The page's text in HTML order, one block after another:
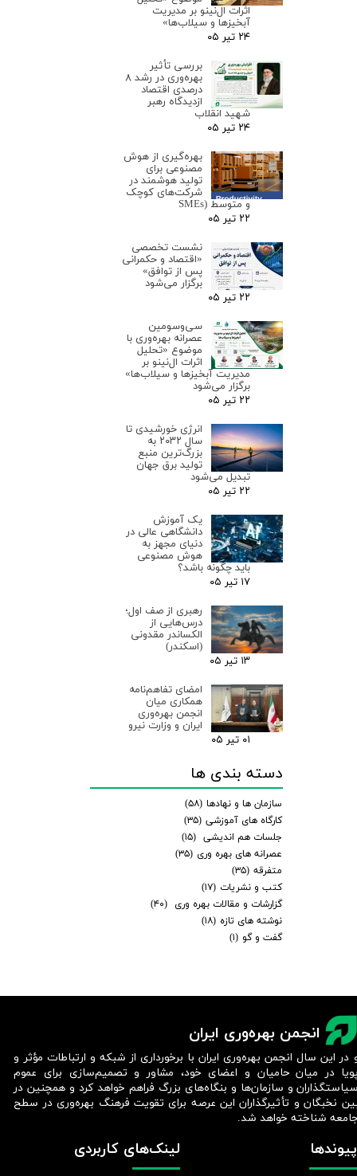
اثرات ال‌نینو بر مدیریت
آبخیزها و سیلاب‌ها»
۲۴ تیر ۰۵
بررسی تأثیر
بهره‌وری در رشد ۸
درصدی اقتصاد
ازدیدگاه رهبر
شهید انقلاب
۲۴ تیر ۰۵
بهره‌گیری از هوش
مصنوعی برای
تولید هوشمند در
شرکت‌های کوچک
و متوسط (SMEs
۲۲ تیر ۰۵
نشست تخصصی
«اقتصاد و حکمرانی
پس از توافق»
برگزار می‌شود
۲۲ تیر ۰۵
سی‌وسومین
عصرانه بهره‌وری با
موضوع «تحلیل
اثرات ال‌نینو بر
مدیریت آبخیزها و سیلاب‌ها»
برگزار می‌شود
۲۲ تیر ۰۵
انرژی خورشیدی تا
سال ۲۰۳۲ به
بزرگ‌ترین منبع
تولید برق جهان
تبدیل می‌شود
۲۲ تیر ۰۵
یک آموزش
دانشگاهی عالی در
دنیای مجهز به
هوش مصنوعی
باید چگونه باشد؟
۱۷ تیر ۰۵
رهبری از صف اول؛
درس‌هایی از
الکساندر مقدونی
(اسکندر)
۱۳ تیر ۰۵
امضای تفاهم‌نامه
همکاری میان
انجمن بهره‌وری
ایران و وزارت نیرو
۰۱ تیر ۰۵
دسته بندی ها
سازمان ها و نهادها (۵۸)
کارگاه های آموزشی (۳۵)
جلسات هم اندیشی (۱۵)
عصرانه های بهره وری (۳۵)
متفرقه (۳۵)
کتب و نشریات (۱۷)
گزارشات و مقالات بهره وری
(۴۰)
نوشته های تازه (۱۸)
گفت و گو (۱)
انجمن بهره‌وری ایران
لینک‌های کاربردی پیوندها
در این سال انجمن بهره‌وری ایران با برخورداری از شبکه و ارتباطات مؤثر و
در میان حامیان و اعضای خود، مشاور و تصمیم‌سازی برای عموم
و سازمان‌ها و بنگاه‌های بزرگ فراهم خواهد کرد و همچنین در
نخبگان و تأثیرگذاران این عرصه برای تقویت فرهنگ بهره‌وری در سطح
شناخته خواهد شد.​​​​​​​